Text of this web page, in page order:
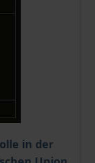
in der
chosen on the